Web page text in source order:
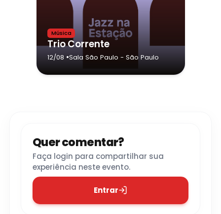
Música
Trio Corrente
12/08 •Sala São Paulo - São Paulo
Quer comentar?
Faça login para compartilhar sua
experiência neste evento.
Entrar